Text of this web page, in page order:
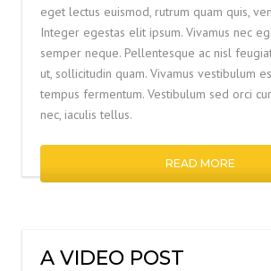
eget lectus euismod, rutrum quam quis,
Integer egestas elit ipsum. Vivamus nec
semper neque. Pellentesque ac nisl
ut, sollicitudin quam. Vivamus vestibulum
tempus fermentum. Vestibulum sed orci
nec, iaculis tellus.
READ MORE
A VIDEO POST